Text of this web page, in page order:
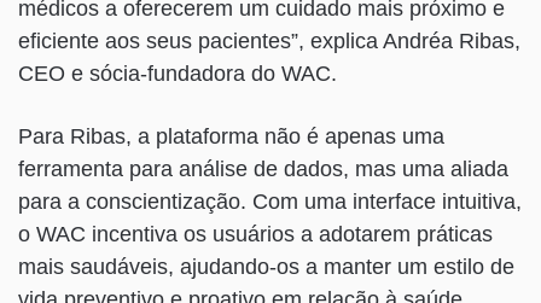
médicos a oferecerem um cuidado mais próximo e
eficiente aos seus pacientes”, explica Andréa Ribas,
CEO e sócia-fundadora do WAC.
Para Ribas, a plataforma não é apenas uma
ferramenta para análise de dados, mas uma aliada
para a conscientização. Com uma interface intuitiva,
o WAC incentiva os usuários a adotarem práticas
mais saudáveis, ajudando-os a manter um estilo de